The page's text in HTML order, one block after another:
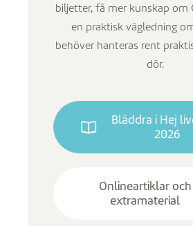
biljetter, få mer kunskap om
en praktisk vägledning
behöver hanteras rent
dör.
Bläddra i Hej
2026
Onlineartiklar och
extramaterial